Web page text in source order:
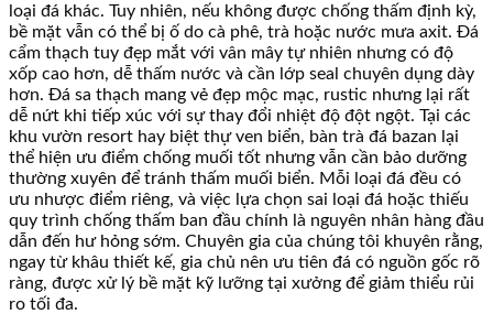
loại đá khác. Tuy nhiên, nếu không được chống thấm định kỳ,
bề mặt vẫn có thể bị ố do cà phê, trà hoặc nước mưa axit. Đá
cẩm thạch tuy đẹp mắt với vân mây tự nhiên nhưng có độ
xốp cao hơn, dễ thấm nước và cần lớp seal chuyên dụng dày
hơn. Đá sa thạch mang vẻ đẹp mộc mạc, rustic nhưng lại rất
dễ nứt khi tiếp xúc với sự thay đổi nhiệt độ đột ngột. Tại các
khu vườn resort hay biệt thự ven biển, bàn trà đá bazan lại
thể hiện ưu điểm chống muối tốt nhưng vẫn cần bảo dưỡng
thường xuyên để tránh thấm muối biển. Mỗi loại đá đều có
ưu nhược điểm riêng, và việc lựa chọn sai loại đá hoặc thiếu
quy trình chống thấm ban đầu chính là nguyên nhân hàng đầu
dẫn đến hư hỏng sớm. Chuyên gia của chúng tôi khuyên rằng,
ngay từ khâu thiết kế, gia chủ nên ưu tiên đá có nguồn gốc rõ
ràng, được xử lý bề mặt kỹ lưỡng tại xưởng để giảm thiểu rủi
ro tối đa.